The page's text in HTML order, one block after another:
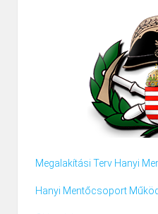
Megalakítási Terv Hanyi
Hanyi Mentőcsoport